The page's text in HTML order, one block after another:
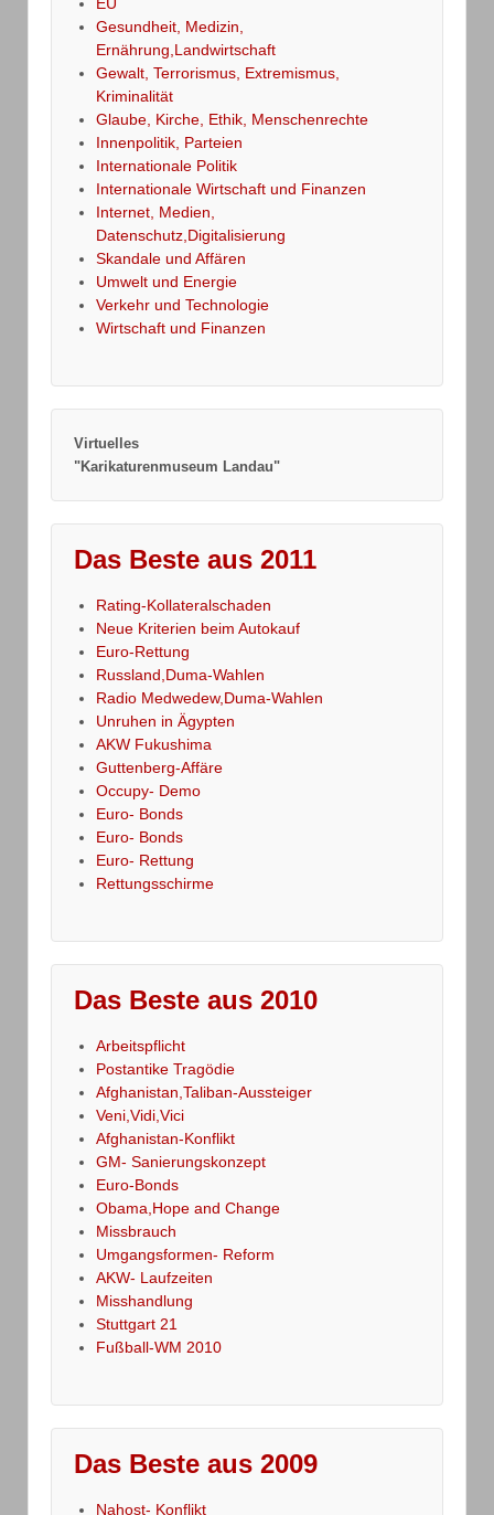
Gesundheit, Medizin,
Ernährung,Landwirtschaft
Gewalt, Terrorismus, Extremismus,
Kriminalität
Glaube, Kirche, Ethik, Menschenrechte
Innenpolitik, Parteien
Internationale Politik
Internationale Wirtschaft und Finanzen
Internet, Medien,
Datenschutz,Digitalisierung
Skandale und Affären
Umwelt und Energie
Verkehr und Technologie
Wirtschaft und Finanzen
Virtuelles
"Karikaturenmuseum Landau"
Das Beste aus 2011
Rating-Kollateralschaden
Neue Kriterien beim Autokauf
Euro-Rettung
Russland,Duma-Wahlen
Radio Medwedew,Duma-Wahlen
Unruhen in Ägypten
AKW Fukushima
Guttenberg-Affäre
Occupy- Demo
Euro- Bonds
Euro- Bonds
Euro- Rettung
Rettungsschirme
Das Beste aus 2010
Arbeitspflicht
Postantike Tragödie
Afghanistan,Taliban-Aussteiger
Veni,Vidi,Vici
Afghanistan-Konflikt
GM- Sanierungskonzept
Euro-Bonds
Obama,Hope and Change
Missbrauch
Umgangsformen- Reform
AKW- Laufzeiten
Misshandlung
Stuttgart 21
Fußball-WM 2010
Das Beste aus 2009
Nahost- Konflikt